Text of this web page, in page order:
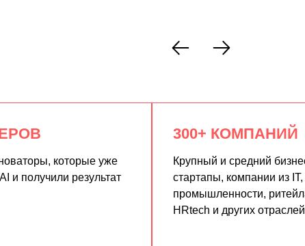
которые уже
и получили результат
300+ КОМПАНИЙ
Крупный и средний
стартапы, компании из
промышленности,
HRtech и других отраслей